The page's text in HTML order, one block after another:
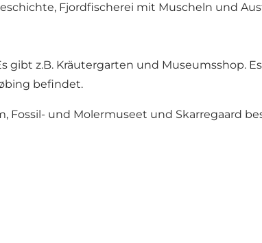
Fjordfischerei mit Muscheln und
gibt z.B. Kräutergarten und Museumsshop.
befindet.
und Molermuseet und Skarregaard